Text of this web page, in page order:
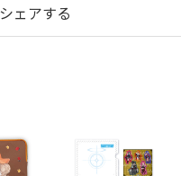
シェアする